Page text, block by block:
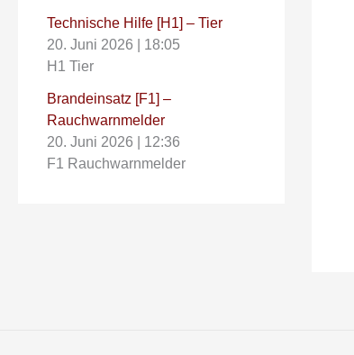
Technische Hilfe [H1] – Tier
20. Juni 2026
18:05
H1 Tier
Brandeinsatz [F1] –
Rauchwarnmelder
20. Juni 2026
12:36
F1 Rauchwarnmelder